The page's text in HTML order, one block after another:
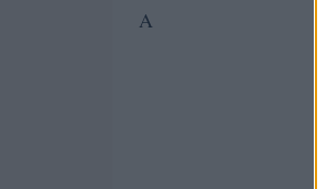
A